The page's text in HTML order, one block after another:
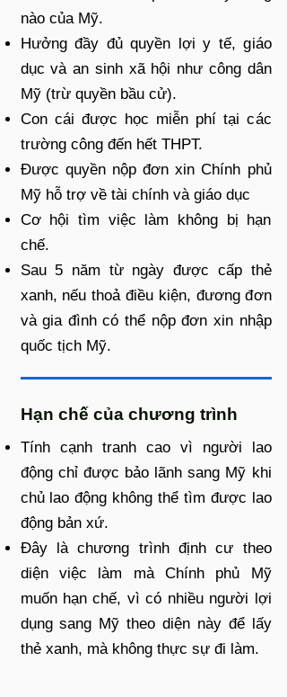
nào của Mỹ.
Hưởng đầy đủ quyền lợi y tế, giáo
dục và an sinh xã hội như công dân
Mỹ (trừ quyền bầu cử).
Con cái được học miễn phí tại các
trường công đến hết THPT.
Được quyền nộp đơn xin Chính phủ
Mỹ hỗ trợ về tài chính và giáo dục
Cơ hội tìm việc làm không bị hạn
chế.
Sau 5 năm từ ngày được cấp thẻ
xanh, nếu thoả điều kiện, đương đơn
và gia đình có thể nộp đơn xin nhập
quốc tịch Mỹ.
Hạn chế của chương trình
Tính cạnh tranh cao vì người lao
động chỉ được bảo lãnh sang Mỹ khi
chủ lao động không thể tìm được lao
động bản xứ.
Đây là chương trình định cư theo
diện việc làm mà Chính phủ Mỹ
muốn hạn chế, vì có nhiều người lợi
dụng sang Mỹ theo diện này để lấy
thẻ xanh, mà không thực sự đi làm.